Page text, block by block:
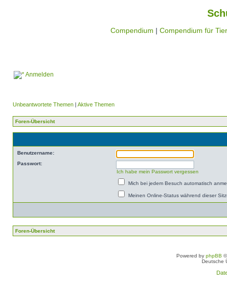
Compendium | Compendium für
Anmelden
Unbeantwortete Themen | Aktive Themen
Foren-Übersicht
Benutzername:
Passwort:
Ich habe mein Passwort vergessen
Mich bei jedem Besuch automatisch
Meinen Online-Status während dieser
Foren-Übersicht
Powered by phpBB
Deutsche